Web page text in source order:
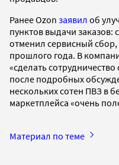
Ранее Ozon заявил об
пунктов выдачи заказов:
отменил сервисный
прошлого года. В
«сделать
после подробных
нескольких сотен ПВЗ в
маркетплейса «очень
Материал по теме